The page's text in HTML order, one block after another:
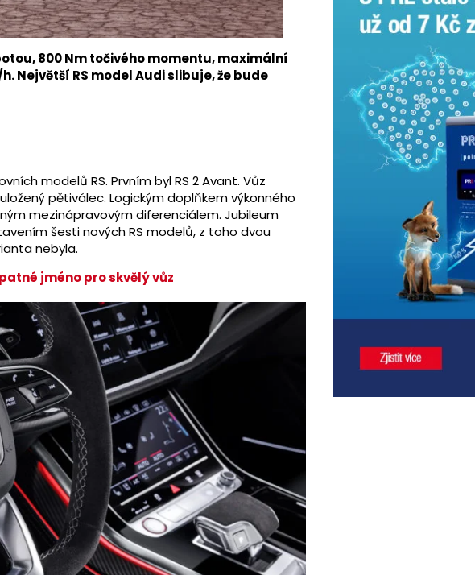
800 Nm točivého momentu, maximální
Největší RS model Audi slibuje, že bude
modelů RS. Prvním byl RS 2 Avant. Vůz
pětiválec. Logickým doplňkem výkonného
mezinápravovým diferenciálem. Jubileum
šesti nových RS modelů, z toho dvou
nebyla.
jméno pro skvělý vůz